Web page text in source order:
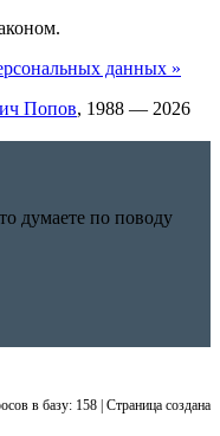
данных »
Попов, 1988 — 2026
думаете по поводу
в базу: 158 | Страница создана